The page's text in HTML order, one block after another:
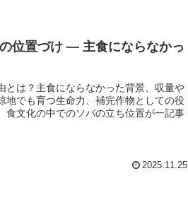
位置づけ ― 主食にならなかっ
とは？主食にならなかった背景、収量や
地でも育つ生命力、補完作物としての役
食文化の中でのソバの立ち位置が一記事
2025.11.25